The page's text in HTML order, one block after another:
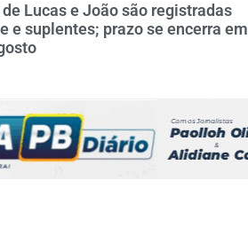
Lucas e João são registradas
e suplentes; prazo se encerra em